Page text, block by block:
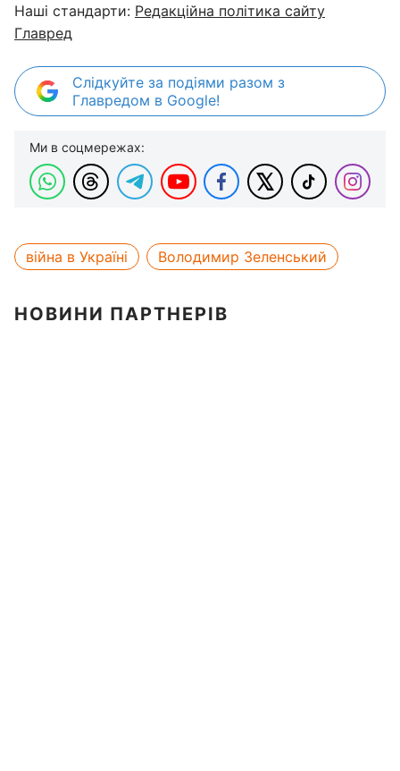
Наші стандарти: Редакційна політика сайту
Главред
Слідкуйте за подіями разом з
Главредом в Google!
Ми в соцмережах:
війна в Україні Володимир Зеленський
НОВИНИ ПАРТНЕРІВ